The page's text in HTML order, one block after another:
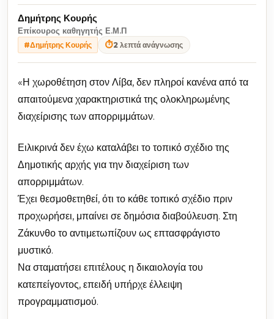
Δημήτρης Κουρής
Επίκουρος καθηγητής Ε.Μ.Π
#Δημήτρης Κουρής ⏱2 λεπτά ανάγνωσης
«Η χωροθέτηση στον Λίβα, δεν πληροί κανένα από τα
απαιτούμενα χαρακτηριστικά της ολοκληρωμένης
διαχείρισης των απορριμμάτων.
Ειλικρινά δεν έχω καταλάβει το τοπικό σχέδιο της
Δημοτικής αρχής για την διαχείριση των
απορριμμάτων.
Έχει θεσμοθετηθεί, ότι το κάθε τοπικό σχέδιο πριν
προχωρήσει, μπαίνει σε δημόσια διαβούλευση. Στη
Ζάκυνθο το αντιμετωπίζουν ως επτασφράγιστο
μυστικό.
Να σταματήσει επιτέλους η δικαιολογία του
κατεπείγοντος, επειδή υπήρχε έλλειψη
προγραμματισμού.